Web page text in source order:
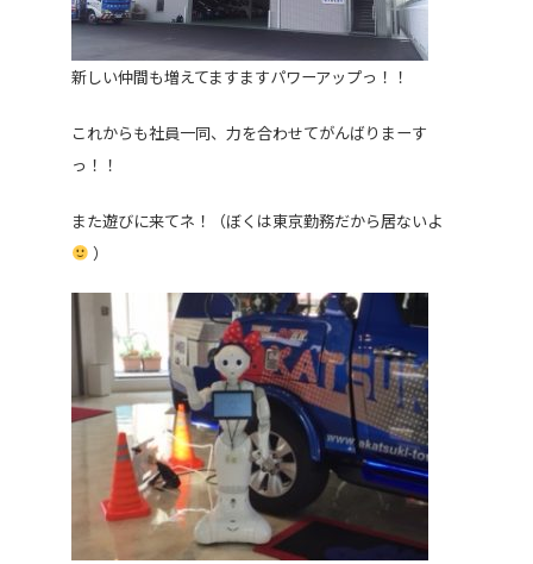
新しい仲間も増えてますますパワーアップっ！！
これからも社員一同、力を合わせてがんばりまーす
っ！！
また遊びに来てネ！（ぼくは東京勤務だから居ないよ
）